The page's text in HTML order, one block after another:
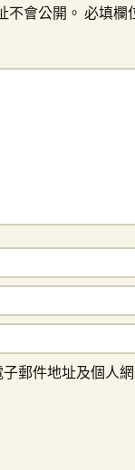
不會公開。 必填欄
郵件地址及個人